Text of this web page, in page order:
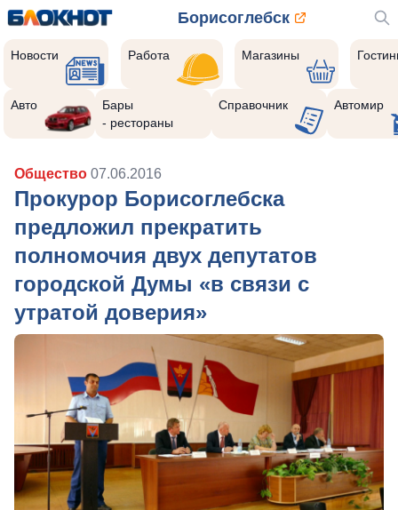
Борисоглебск
Новости Работа Магазины
Авто
Бары
- рестораны
Справочник Автомир
Общество 07.06.2016
Прокурор Борисоглебска
предложил прекратить
полномочия двух депутатов
городской Думы «в связи с
утратой доверия»